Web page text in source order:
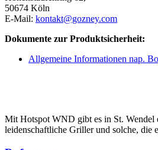
50674 Köln
E-Mail: kontakt@gozney.com
Dokumente zur Produktsicherheit:
Allgemeine Informationen nap.
Mit Hotspot WND gibt es in St. Wendel
leidenschaftliche Griller und solche, die